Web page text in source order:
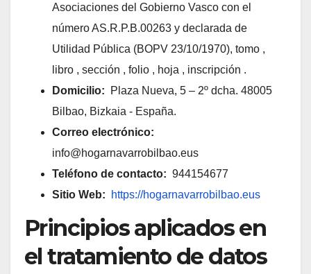
Asociaciones del Gobierno Vasco con el
número AS.R.P.B.00263 y declarada de
Utilidad Pública (BOPV 23/10/1970), tomo ,
libro , sección , folio , hoja , inscripción .
Domicilio: Plaza Nueva, 5 – 2º dcha. 48005
Bilbao, Bizkaia - España.
Correo electrónico:
info@hogarnavarrobilbao.eus
Teléfono de contacto: 944154677
Sitio Web:
https://hogarnavarrobilbao.eus
Principios aplicados en
el tratamiento de datos